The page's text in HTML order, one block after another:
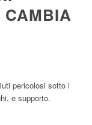
CAMBIA
pericolosi sotto i
e supporto.